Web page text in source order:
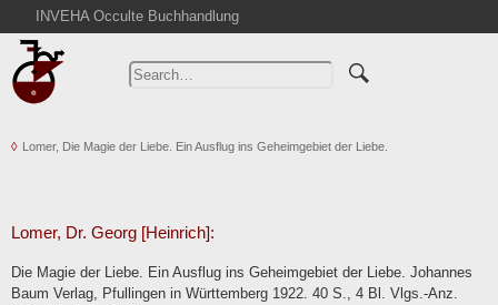
INVEHA Occulte Buchhandlung
Home
Advanced Search
Cart
Contact
Lomer, Die Magie der Liebe. Ein Ausflug ins Geheimgebiet der Liebe.
Lomer, Dr. Georg [Heinrich]:
Die Magie der Liebe. Ein Ausflug ins Geheimgebiet der Liebe. Johannes
Baum Verlag, Pfullingen in Württemberg 1922. 40 S., 4 Bl. Vlgs.-Anz.